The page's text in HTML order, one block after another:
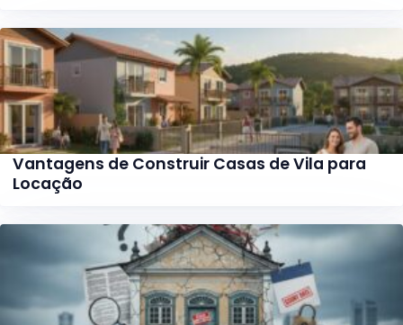
Vantagens de Construir Casas de Vila para
Locação